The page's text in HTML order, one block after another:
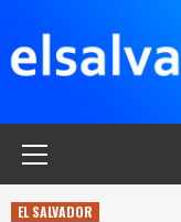
contenido
EL SALVADOR